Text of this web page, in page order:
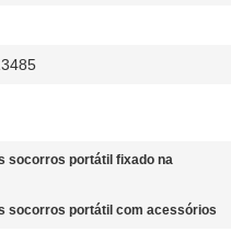
socorros portátil fixado na
socorros portátil com acessórios